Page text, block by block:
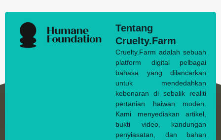
Tentang
Cruelty.Farm
Cruelty.Farm adalah sebuah
platform digital pelbagai
bahasa yang dilancarkan
untuk mendedahkan
kebenaran di sebalik realiti
pertanian haiwan moden.
Kami menyediakan artikel,
bukti video, kandungan
penyiasatan, dan bahan